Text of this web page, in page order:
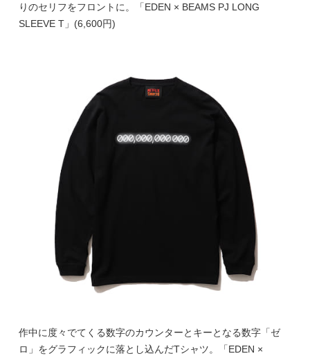
りのセリフをフロントに。「EDEN × BEAMS PJ LONG
SLEEVE T」(6,600円)
作中に度々でてくる数字のカウンターとキーとなる数字「ゼ
ロ」をグラフィックに落とし込んだTシャツ。「EDEN ×